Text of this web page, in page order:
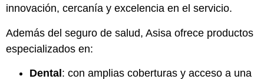
innovación, cercanía y excelencia en el servicio.
Además del seguro de salud, Asisa ofrece productos
especializados en:
Dental : con amplias coberturas y acceso a una